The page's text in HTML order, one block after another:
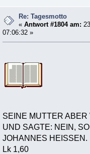
Re: Tagesmotto
«Antwort #1804 am:
07:06:32 »
SEINE MUTTER
UND SAGTE: NEIN,
JOHANNES HEISSEN.
Lk 1,60